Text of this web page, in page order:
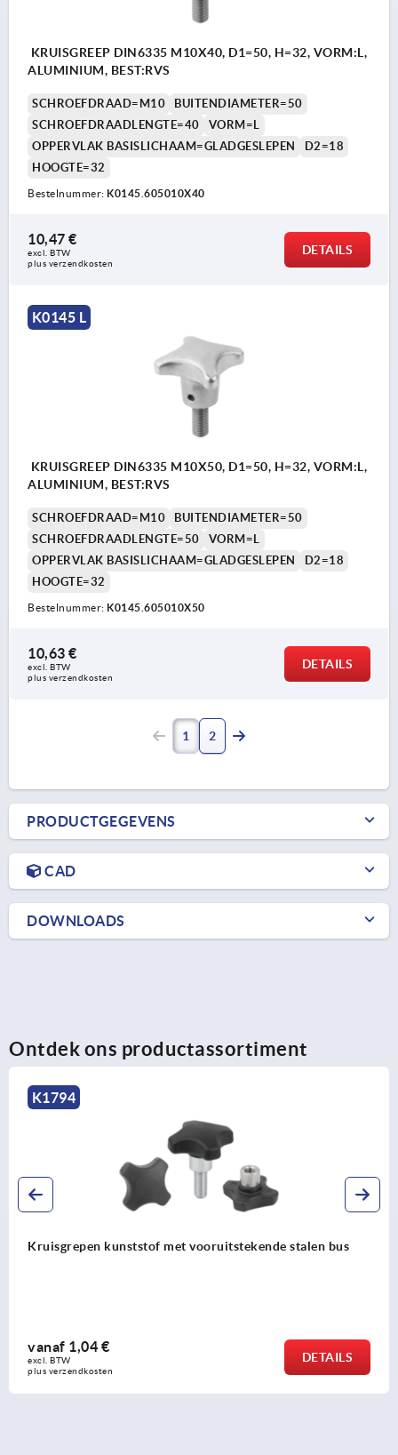
KRUISGREEP DIN6335 M10X40, D1=50, H=32, VORM:L,
ALUMINIUM, BEST:RVS
SCHROEFDRAAD=M10
BUITENDIAMETER=50
SCHROEFDRAADLENGTE=40
VORM=L
OPPERVLAK BASISLICHAAM=GLADGESLEPEN
D2=18
HOOGTE=32
Bestelnummer: K0145.605010X40
10,47 €
excl. BTW
plus verzendkosten
DETAILS
K0145 L
KRUISGREEP DIN6335 M10X50, D1=50, H=32, VORM:L,
ALUMINIUM, BEST:RVS
SCHROEFDRAAD=M10
BUITENDIAMETER=50
SCHROEFDRAADLENGTE=50
VORM=L
OPPERVLAK BASISLICHAAM=GLADGESLEPEN
D2=18
HOOGTE=32
Bestelnummer: K0145.605010X50
10,63 €
excl. BTW
plus verzendkosten
DETAILS
1 2
PRODUCTGEGEVENS
CAD
DOWNLOADS
Ontdek ons productassortiment
Kruisgrepen zoals DIN 6335 stalen delen rvs
vanaf
plus verzendkosten